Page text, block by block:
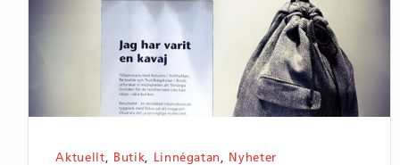
Aktuellt, Butik, Linnégatan , Nyheter